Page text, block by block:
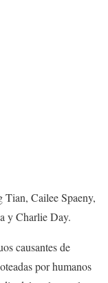
Tian, Cailee Spaeny,
y Charlie Day.
causantes de
por humanos